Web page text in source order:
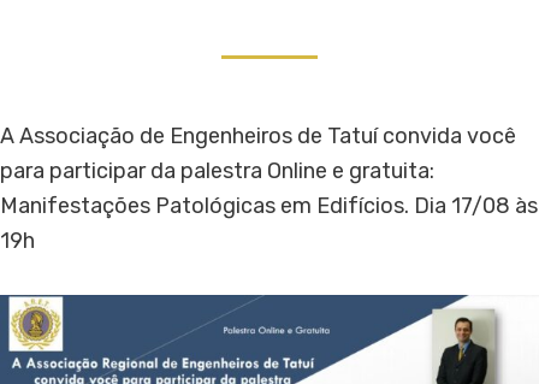
A Associação de Engenheiros de Tatuí convida você
para participar da palestra Online e gratuita:
Manifestações Patológicas em Edifícios. Dia 17/08 às
19h